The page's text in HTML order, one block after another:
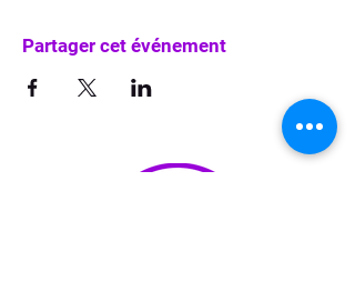
Partager cet événement